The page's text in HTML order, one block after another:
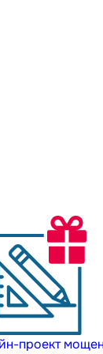
проект